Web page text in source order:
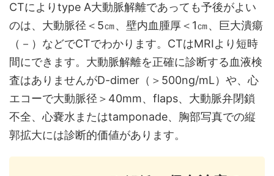
CTによりtype A大動脈解離であっても予後がよい
のは、大動脈径＜5㎝、壁内血腫厚＜1㎝、巨大潰瘍
（－）などでCTでわかります。CTはMRIより短時
間にできます。大動脈解離を正確に診断する血液検
査はありませんがD-dimer（＞500ng/mL）や、心
エコーで大動脈径＞40mm、flaps、大動脈弁閉鎖
不全、心嚢水またはtamponade、胸部写真での縦
郭拡大には診断的価値があります。